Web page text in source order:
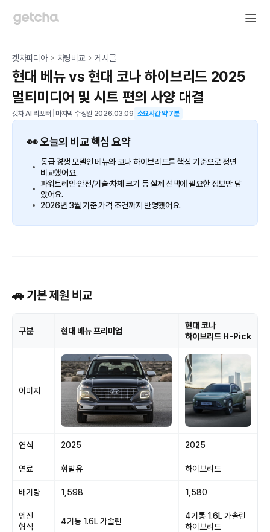
겟차피디아 차량비교 게시글
현대 베뉴 vs 현대 코나 하이브리드 2025
멀티미디어 및 시트 편의 사양 대결
겟차 AI 리포터 마지막 수정일 2026.03.09 소요시간 약7분
👀 오늘의 비교 핵심 요약
동급 경쟁 모델인 베뉴와 코나 하이브리드를 핵심 기준으로 정면
비교했어요.
파워트레인·안전/기술·차체 크기 등 실제 선택에 필요한 정보만 담
았어요.
2026년 3월 기준 가격 조건까지 반영했어요.
🚗 기본 제원 비교
구분 현대 베뉴 프리미엄
현대 코나
하이브리드 H-Pick
이미지
연식 2025 2025
연료 휘발유 하이브리드
배기량 1,598 1,580
엔진
형식
4기통 1.6L 가솔린
4기통 1.6L 가솔린
하이브리드